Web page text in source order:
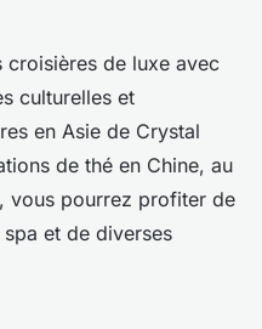
croisières de luxe avec
culturelles et
en Asie de Crystal
de thé en Chine, au
vous pourrez profiter de
et de diverses